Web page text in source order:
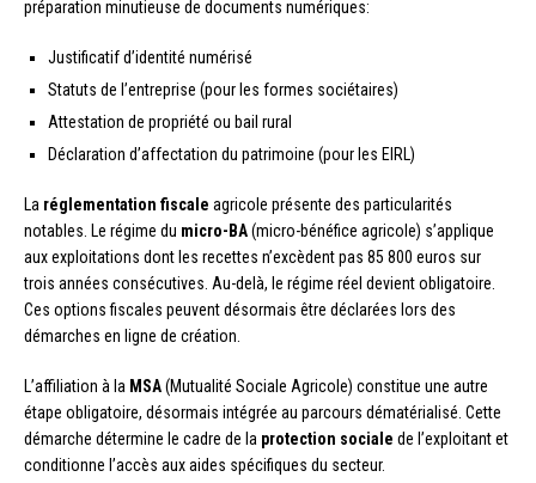
préparation minutieuse de documents numériques:
Justificatif d’identité numérisé
Statuts de l’entreprise (pour les formes sociétaires)
Attestation de propriété ou bail rural
Déclaration d’affectation du patrimoine (pour les EIRL)
La réglementation fiscale agricole présente des particularités
notables. Le régime du micro-BA(micro-bénéfice agricole) s’applique
aux exploitations dont les recettes n’excèdent pas 85 800 euros sur
trois années consécutives. Au-delà, le régime réel devient obligatoire.
Ces options fiscales peuvent désormais être déclarées lors des
démarches en ligne de création.
L’affiliation à la MSA(Mutualité Sociale Agricole) constitue une autre
étape obligatoire, désormais intégrée au parcours dématérialisé. Cette
démarche détermine le cadre de la protection sociale de l’exploitant et
conditionne l’accès aux aides spécifiques du secteur.